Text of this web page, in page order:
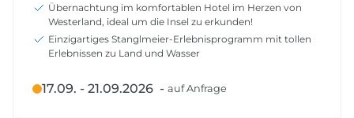
Übernachtung im komfortablen Hotel im Herzen von
Westerland, ideal um die Insel zu erkunden!
Einzigartiges Stanglmeier-Erlebnisprogramm mit tollen
Erlebnissen zu Land und Wasser
17.09. - 21.09.2026 - auf Anfrage